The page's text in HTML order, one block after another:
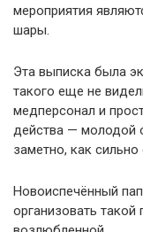
мероприятия
шары.
Эта выписка была
такого еще не
медперсонал и
действа — молодой
заметно, как
Новоиспечённый
организовать